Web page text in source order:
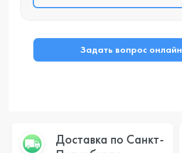
Задать вопрос онлайн
Доставка по Санкт-